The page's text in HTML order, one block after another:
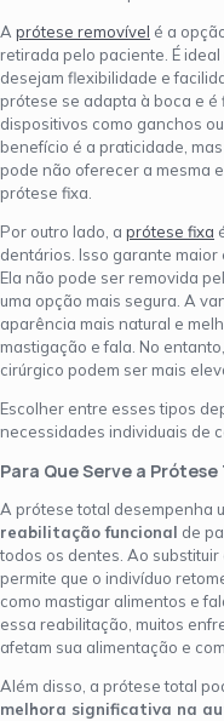
A prótese removível é a
retirada pelo paciente. É
desejam flexibilidade e
prótese se adapta à boca e é
dispositivos como ganchos
benefício é a praticidade,
pode não oferecer a mesma
prótese fixa.
Por outro lado, a prótese fixa
dentários. Isso garante maior
Ela não pode ser removida
uma opção mais segura. A
aparência mais natural e
mastigação e fala. No
cirúrgico podem ser mais
Escolher entre esses tipos
necessidades individuais de
Para Que Serve a
A prótese total desempenha
reabilitação funcional de
todos os dentes. Ao
permite que o indivíduo
como mastigar alimentos e
essa reabilitação, muitos
afetam sua alimentação e
Além disso, a prótese total
melhora significativa na